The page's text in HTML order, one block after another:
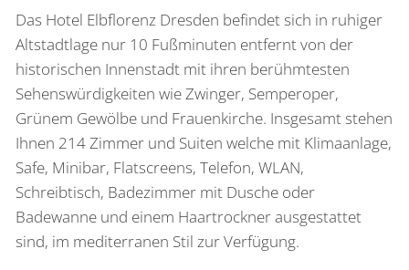
Das Hotel Elbflorenz Dresden befindet sich in ruhiger
Altstadtlage nur 10 Fußminuten entfernt von der
historischen Innenstadt mit ihren berühmtesten
Sehenswürdigkeiten wie Zwinger, Semperoper,
Grünem Gewölbe und Frauenkirche. Insgesamt stehen
Ihnen 214 Zimmer und Suiten welche mit Klimaanlage,
Safe, Minibar, Flatscreens, Telefon, WLAN,
Schreibtisch, Badezimmer mit Dusche oder
Badewanne und einem Haartrockner ausgestattet
sind, im mediterranen Stil zur Verfügung.